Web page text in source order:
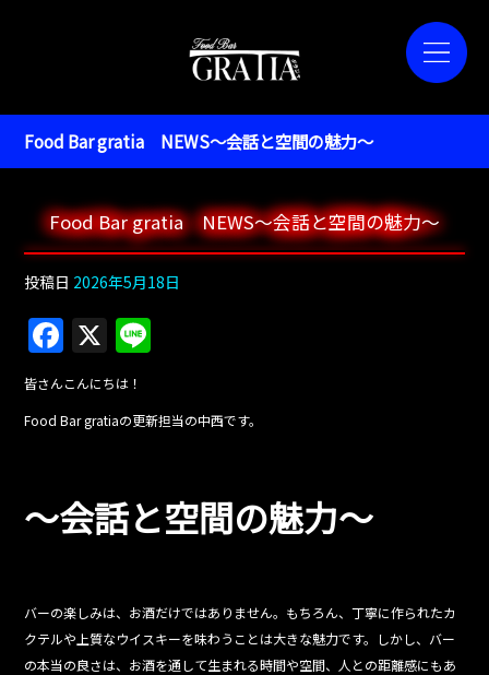
Food Bar gratia NEWS～会話と空間の魅力～
Food Bar gratia NEWS～会話と空間の魅力～
投稿日 2026年5月18日
F
a
c
e
o
o
X
e
皆さんこんにちは！
Food Bar gratiaの更新担当の中西です。
～会話と空間の魅力～
バーの楽しみは、お酒だけではありません。もちろん、丁寧に作られたカ
クテルや上質なウイスキーを味わうことは大きな魅力です。しかし、バー
の本当の良さは、お酒を通して生まれる時間や空間、人との距離感にもあ